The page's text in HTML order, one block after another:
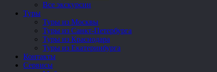
Все экскурсии
Туры
Туры из Москвы
Туры из Санкт-Петербурга
Туры из Краснодара
Туры из Екатеринбурга
Контакты
Сервисы